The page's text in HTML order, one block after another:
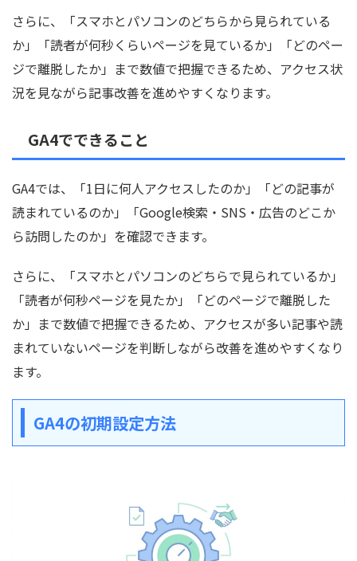
さらに、「スマホとパソコンのどちらから見られている
か」「読者が何秒くらいページを見ているか」「どのペー
ジで離脱したか」まで数値で把握できるため、アクセス状
況を見ながら記事改善を進めやすくなります。
GA4でできること
GA4では、「1日に何人アクセスしたのか」「どの記事が
読まれているのか」「Google検索・SNS・広告のどこか
ら訪問したのか」を確認できます。
さらに、「スマホとパソコンのどちらで見られているか」
「読者が何秒ページを見たか」「どのページで離脱した
か」まで数値で把握できるため、アクセスが多い記事や読
まれていないページを判断しながら改善を進めやすくなり
ます。
GA4の初期設定方法